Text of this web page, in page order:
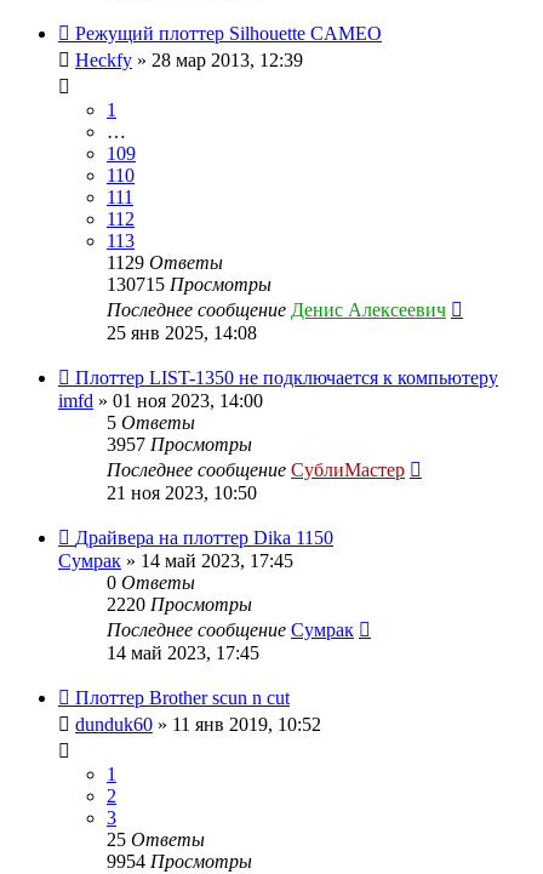
Режущий плоттер Silhouette CAMEO
Heckfy » 28 мар 2013, 12:39
1
…
109
110
111
112
113
1129 Ответы
130715 Просмотры
Последнее сообщение Денис Алексеевич
25 янв 2025, 14:08
Плоттер LIST-1350 не подключается к компьютеру
imfd » 01 ноя 2023, 14:00
5 Ответы
3957 Просмотры
Последнее сообщение СублиМастер
21 ноя 2023, 10:50
Драйвера на плоттер Dika 1150
Сумрак » 14 май 2023, 17:45
0 Ответы
2220 Просмотры
Последнее сообщение Сумрак
14 май 2023, 17:45
Плоттер Brother scun n cut
dunduk60 » 11 янв 2019, 10:52
1
2
3
25 Ответы
9954 Просмотры